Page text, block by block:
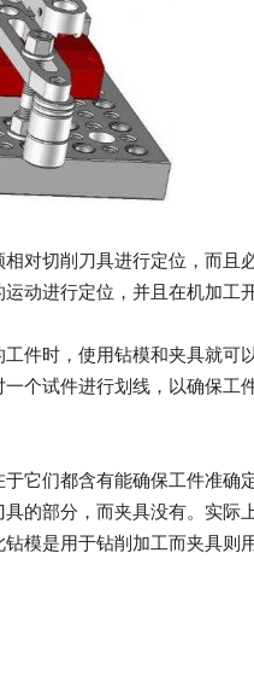
对切削刀具进行定位，而且
动进行定位，并且在机加工
件时，使用钻模和夹具就可
个试件进行划线，以确保工
它们都含有能确保工件准
的部分，而夹具没有。实际
模是用于钻削加工而夹具